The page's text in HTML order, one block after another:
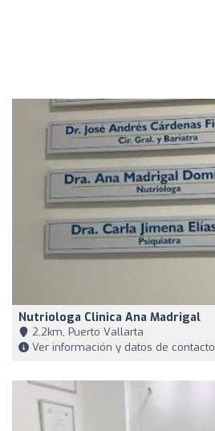
Nutriologa Clinica Ana Madrigal
2,2km, Puerto Vallarta
Ver información y datos de contacto